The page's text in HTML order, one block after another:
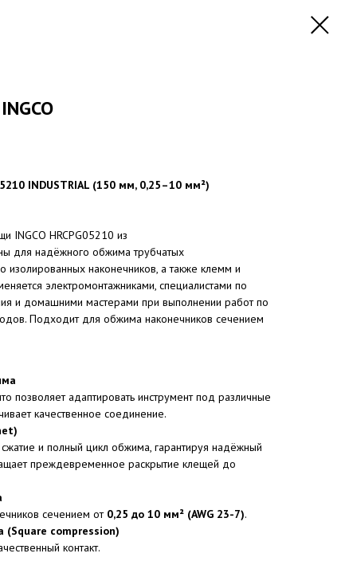
INDUSTRIAL (150 мм, 0,25–10 мм²)
INGCO HRCPG05210 из
для надёжного обжима трубчатых
изолированных наконечников, а также клемм и
электромонтажниками, специалистами по
и домашними мастерами при выполнении работ по
Подходит для обжима наконечников сечением
позволяет адаптировать инструмент под различные
качественное соединение.
и полный цикл обжима, гарантируя надёжный
преждевременное раскрытие клещей до
сечением от 0,25 до 10 мм² (AWG 23-7).
compression)
контакт.